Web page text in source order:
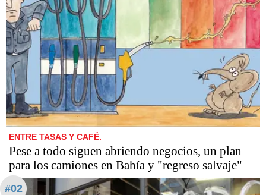
ENTRE TASAS Y CAFÉ.
Pese a todo siguen abriendo negocios, un plan
para los camiones en Bahía y "regreso salvaje"
#02